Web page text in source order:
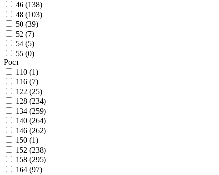
46 (138)
48 (103)
50 (39)
52 (7)
54 (5)
55 (0)
Рост
110 (1)
116 (7)
122 (25)
128 (234)
134 (259)
140 (264)
146 (262)
150 (1)
152 (238)
158 (295)
164 (97)